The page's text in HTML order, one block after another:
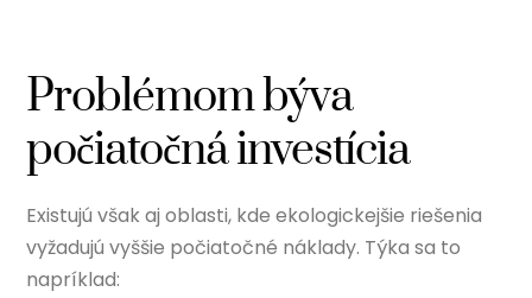
Problémom býva
počiatočná investícia
Existujú však aj oblasti, kde ekologickejšie riešenia
vyžadujú vyššie počiatočné náklady. Týka sa to
napríklad: